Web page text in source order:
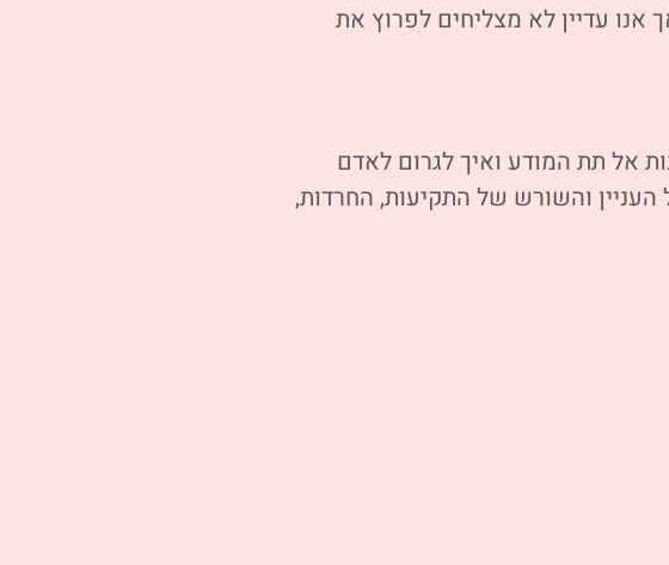
אנו עדיין לא מצליחים לפרוץ את
אל תת המודע ואיך לגרום לאדם
והשורש של התקיעות, החרדות,